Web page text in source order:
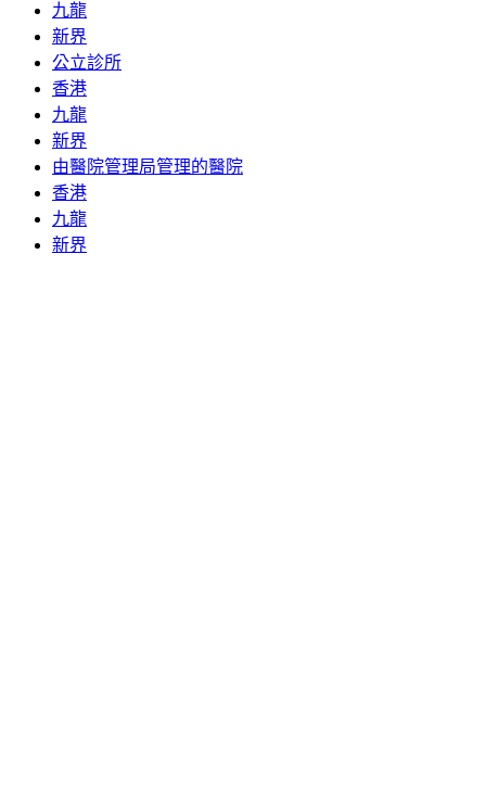
九龍
新界
公立診所
香港
九龍
新界
由醫院管理局管理的醫院
香港
九龍
新界